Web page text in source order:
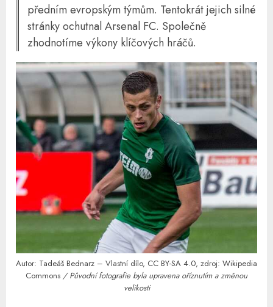
předním evropským týmům. Tentokrát jejich silné
stránky ochutnal Arsenal FC. Společně
zhodnotíme výkony klíčových hráčů.
Autor: Tadeáš Bednarz – Vlastní dílo, CC BY-SA 4.0, zdroj: Wikipedia
Commons / Původní fotografie byla upravena oříznutím a změnou
velikosti